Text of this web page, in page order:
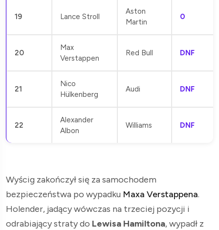
19 Lance Stroll
Aston
Martin
0
20
Max
Verstappen
Red Bull DNF
21
Nico
Hülkenberg
Audi DNF
22
Alexander
Albon
Williams DNF
Wyścig zakończył się za samochodem
bezpieczeństwa po wypadku Maxa Verstappena.
Holender, jadący wówczas na trzeciej pozycji i
odrabiający straty do Lewisa Hamiltona, wypadł z